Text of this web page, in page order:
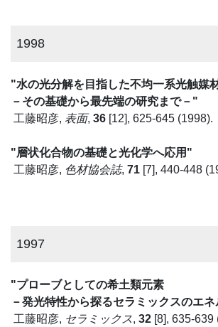
1998
"水の光分解を目指した不均一系光触媒
－その基礎から最先端の研究まで－"
工藤昭彦, 表面, 36 [12], 625-645 (1998).
"層状化合物の基礎と光化学へ応用"
工藤昭彦, 色材協会誌, 71 [7], 440-448
1997
"プローブとしての希土類元素
－発光特性から探るセラミックスのエ
工藤昭彦, セラミックス, 32 [8], 635-639